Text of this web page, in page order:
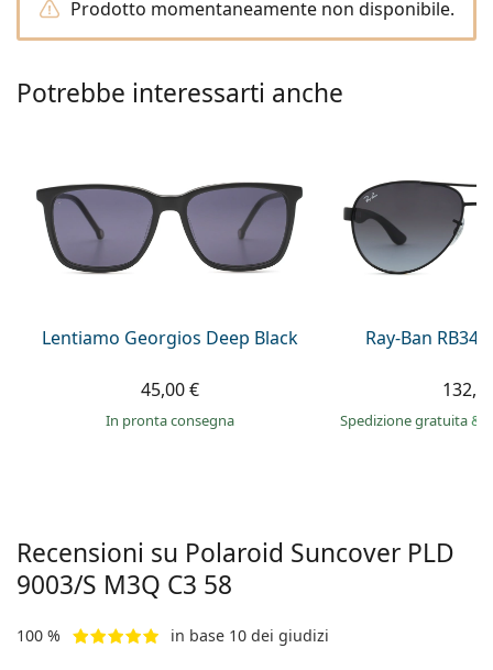
Persol
Tutte le marche
è offline
Prodotto momentaneamente non disponibile.
Potrebbe interessarti anche
Lentiamo Georgios Deep Black
45,00 €
in pronta consegna
Ray-Ban
Spedizione gratuita&
Recensioni su Polaroid Suncover PLD
9003/S M3Q C3 58
100 % in base 10 dei giudizi